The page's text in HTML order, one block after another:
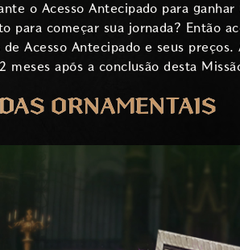
o Acesso Antecipado para
para começar sua jornada? Então
Acesso Antecipado e seus
meses após a conclusão desta
ORNAMENTAIS